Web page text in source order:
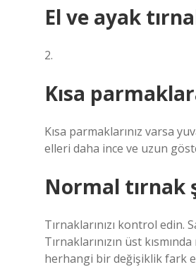
El ve ayak
2.
Kısa
Kısa parmaklarınız varsa
elleri daha ince ve uzun
Normal tırnak
Tırnaklarınızı kontrol edin.
Tırnaklarınızın üst
herhangi bir değişiklik fark